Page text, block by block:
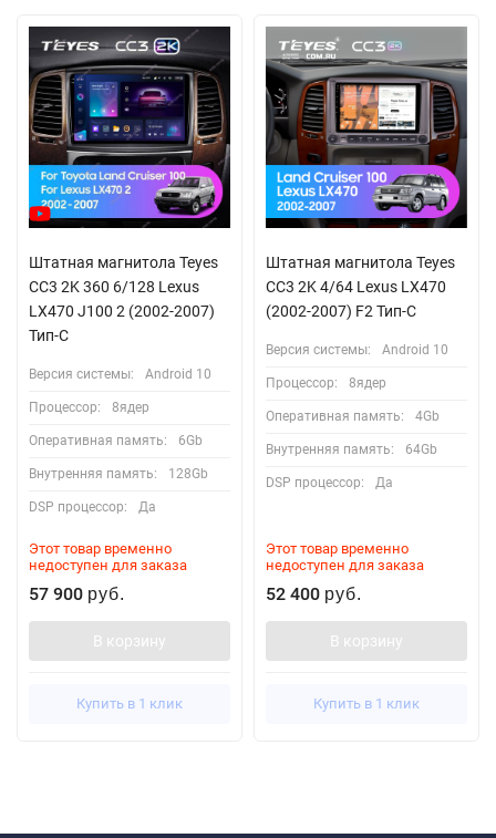
Штатная магнитола Teyes
CC3 2K 360 6/128 Lexus
LX470 J100 2 (2002-2007)
Тип-C
Версия системы: Android 10
Процессор: 8ядер
Оперативная память: 6Gb
Внутренняя память: 128Gb
DSP процессор: Да
Этот товар временно
недоступен для заказа
57 900 руб.
В корзину
Купить в 1 клик
Штатная магнитола Teyes
CC3 2K 4/64 Lexus LX470
(2002-2007) F2 Тип-C
Версия системы: Android 10
Процессор: 8ядер
Оперативная память: 4Gb
Внутренняя память: 64Gb
DSP процессор: Да
Этот товар временно
недоступен для заказа
52 400 руб.
В корзину
Купить в 1 клик